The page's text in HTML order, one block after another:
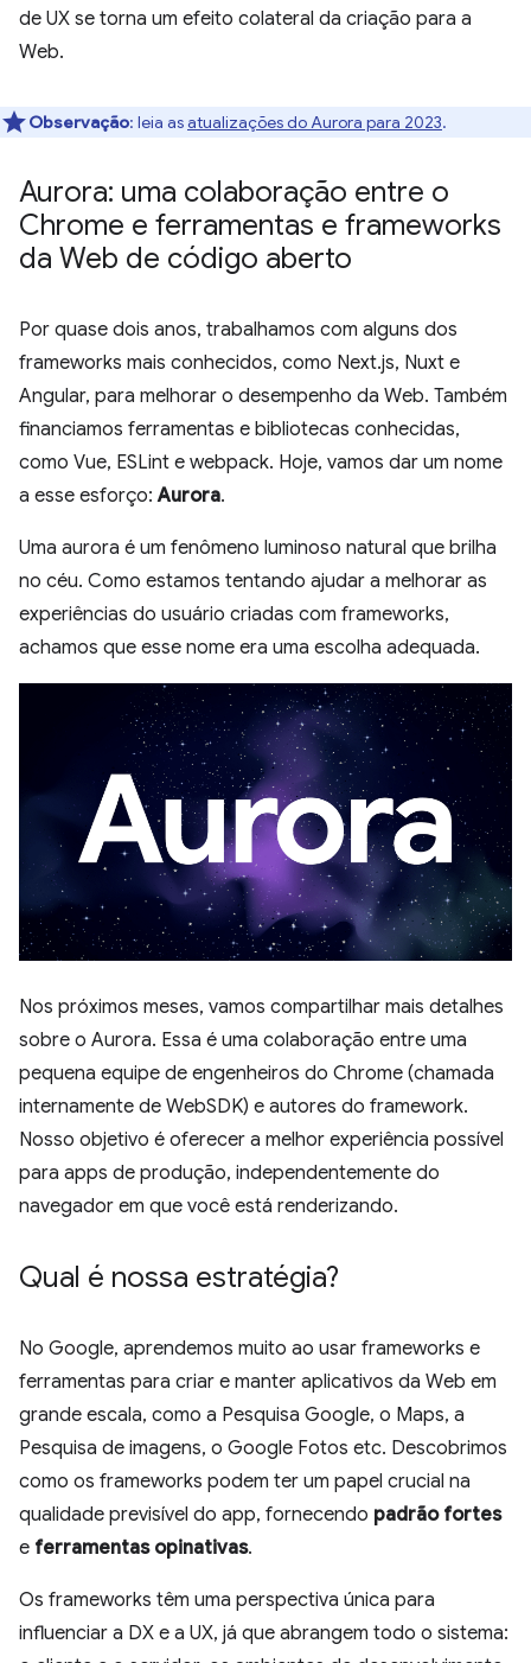
de UX se torna um efeito colateral da criação para a
Web.
Observação: leia asatualizações do Aurora para 2023.
Aurora: uma colaboração entre o
Chrome e ferramentas e frameworks
da Web de código aberto
Por quase dois anos, trabalhamos com alguns dos
frameworks mais conhecidos, como Next.js, Nuxt e
Angular, para melhorar o desempenho da Web. Também
financiamos ferramentas e bibliotecas conhecidas,
como Vue, ESLint e webpack. Hoje, vamos dar um nome
a esse esforço:Aurora.
Uma aurora é um fenômeno luminoso natural que brilha
no céu. Como estamos tentando ajudar a melhorar as
experiências do usuário criadas com frameworks,
achamos que esse nome era uma escolha adequada.
Nos próximos meses, vamos compartilhar mais detalhes
sobre o Aurora. Essa é uma colaboração entre uma
pequena equipe de engenheiros do Chrome (chamada
internamente de WebSDK) e autores do framework.
Nosso objetivo é oferecer a melhor experiência possível
para apps de produção, independentemente do
navegador em que você está renderizando.
Qual é nossa estratégia?
No Google, aprendemos muito ao usar frameworks e
ferramentas para criar e manter aplicativos da Web em
grande escala, como a Pesquisa Google, o Maps, a
Pesquisa de imagens, o Google Fotos etc. Descobrimos
como os frameworks podem ter um papel crucial na
qualidade previsível do app, fornecendo padrão fortes
e ferramentas opinativas.
Os frameworks têm uma perspectiva única para
influenciar a DX e a UX, já que abrangem todo o sistema: